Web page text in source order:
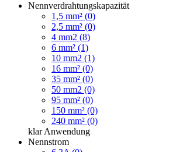
Nennverdrahtungskapazität
1,5 mm² (0)
2,5 mm² (0)
4 mm2 (8)
6 mm² (1)
10 mm2 (1)
16 mm² (0)
35 mm² (0)
50 mm2 (0)
95 mm² (0)
150 mm² (0)
240 mm² (0)
klar Anwendung
Nennstrom